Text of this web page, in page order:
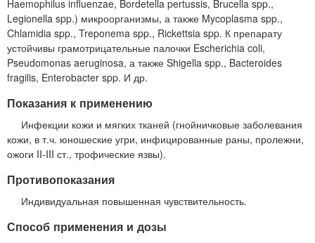
Haemophilus influenzae, Bordetella pertussis, Brucella spp.,
Legionella spp.) микроорганизмы, а также Mycoplasma spp.,
Chlamidia spp., Treponema spp., Rickettsia spp. К препарату
устойчивы грамотрицательные палочки Escherichia coli,
Pseudomonas aeruginosa, а также Shigella spp., Bacteroides
fragilis, Enterobacter spp. И др.
Показания к применению
Инфекции кожи и мягких тканей (гнойничковые заболевания
кожи, в т.ч. юношеские угри, инфицированные раны, пролежни,
ожоги II-III ст., трофические язвы).
Противопоказания
Индивидуальная повышенная чувствительность.
Способ применения и дозы